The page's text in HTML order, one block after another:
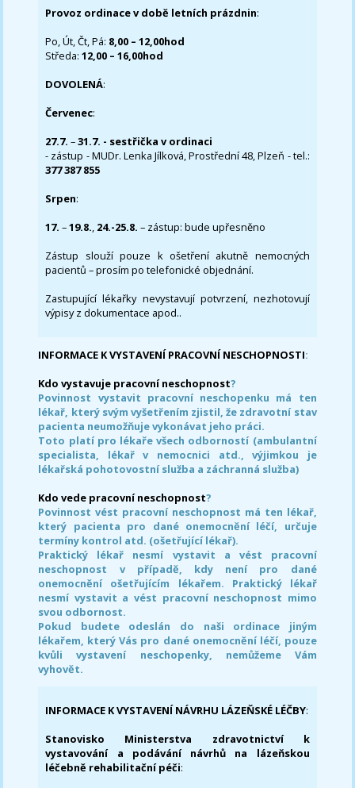
Provoz ordinace v době letních prázdnin:
Po, Út, Čt, Pá: 8,00 – 12,00hod
Středa:12,00 – 16,00hod
DOVOLENÁ:
Červenec:
27.7.–31.7. - sestřička v ordinaci
- zástup - MUDr. Lenka Jílková, Prostřední 48, Plzeň - tel.:
377 387 855
Srpen:
17. –19.8., 24.-25.8. – zástup: bude upřesněno
Zástup slouží pouze k ošetření akutně nemocných
pacientů – prosím po telefonické objednání.
Zastupující lékařky nevystavují potvrzení, nezhotovují
výpisy z dokumentace apod..
INFORMACE K VYSTAVENÍ PRACOVNÍ NESCHOPNOSTI:
Kdo vystavuje pracovní neschopnost?
Povinnost vystavit pracovní neschopenku má ten
lékař, který svým vyšetřením zjistil, že zdravotní stav
pacienta neumožňuje vykonávat jeho práci.
Toto platí pro lékaře všech odborností (ambulantní
specialista, lékař v nemocnici atd., výjimkou je
lékařská pohotovostní služba a záchranná služba)
Kdo vede pracovní neschopnost?
Povinnost vést pracovní neschopnost má ten lékař,
který pacienta pro dané onemocnění léčí, určuje
termíny kontrol atd. (ošetřující lékař).
Praktický lékař nesmí vystavit a vést pracovní
neschopnost v případě, kdy není pro dané
onemocnění ošetřujícím lékařem. Praktický lékař
nesmí vystavit a vést pracovní neschopnost mimo
svou odbornost.
Pokud budete odeslán do naši ordinace jiným
lékařem, který Vás pro dané onemocnění léčí, pouze
kvůli vystavení neschopenky, nemůžeme Vám
vyhovět.
INFORMACE K VYSTAVENÍ NÁVRHU LÁZEŇSKÉ LÉČBY:
Stanovisko Ministerstva zdravotnictví k
vystavování a podávání návrhů na lázeňskou
léčebně rehabilitační péči: